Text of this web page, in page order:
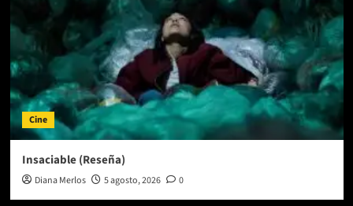
Cine
Insaciable (Reseña)
Diana Merlos 5 agosto, 2026 0